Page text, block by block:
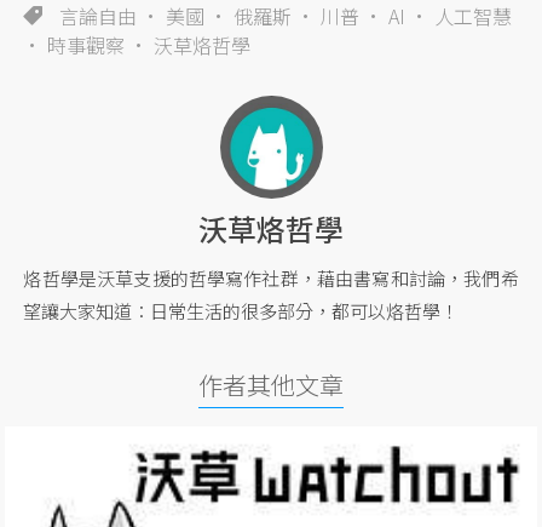
言論自由 美國 俄羅斯 川普 AI
人工智慧
時事觀察
沃草烙哲學
沃草烙哲學
烙哲學是沃草支援的哲學寫作社群，藉由書寫和討論，我們希
望讓大家知道：日常生活的很多部分，都可以烙哲學！
作者其他文章